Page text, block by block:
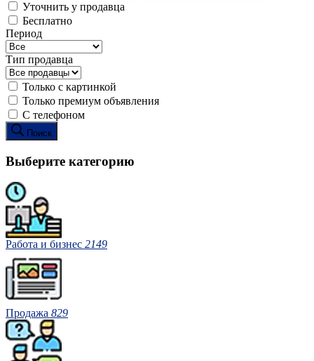
Уточнить у продавца
Бесплатно
Период
Тип продавца
Только с картинкой
Только премиум объявления
С телефоном
Поиск
Выберите категорию
Работа и бизнес 2149
Продажа 829